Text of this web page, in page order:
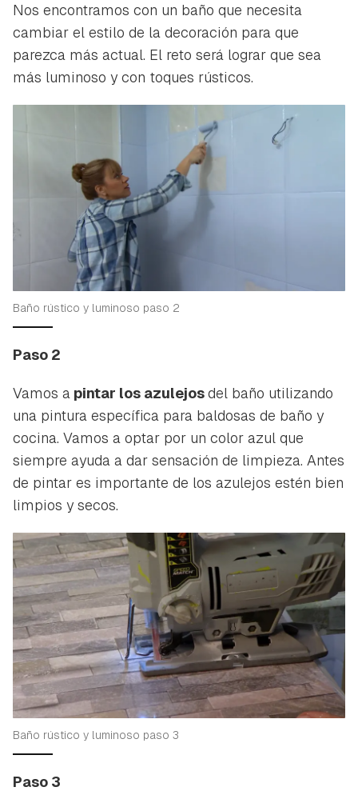
Guardar como favorito
Para poder guardar como favorito, primero has de
iniciar sesión con tu cuenta de Hogarmanía.
INICIAR SESIÓN CANCELAR
Nos encontramos con un baño que necesita
cambiar el estilo de la decoración para que
parezca más actual. El reto será lograr que sea
más luminoso y con toques rústicos.
Baño rústico y luminoso paso 2
Paso 2
Vamos a pintar los azulejosdel baño utilizando
una pintura específica para baldosas de baño y
cocina. Vamos a optar por un color azul que
siempre ayuda a dar sensación de limpieza. Antes
de pintar es importante de los azulejos estén bien
limpios y secos.
Baño rústico y luminoso paso 3
Paso 3
Contenido enviado
Gracias por suscribirte a nuestro boletín.